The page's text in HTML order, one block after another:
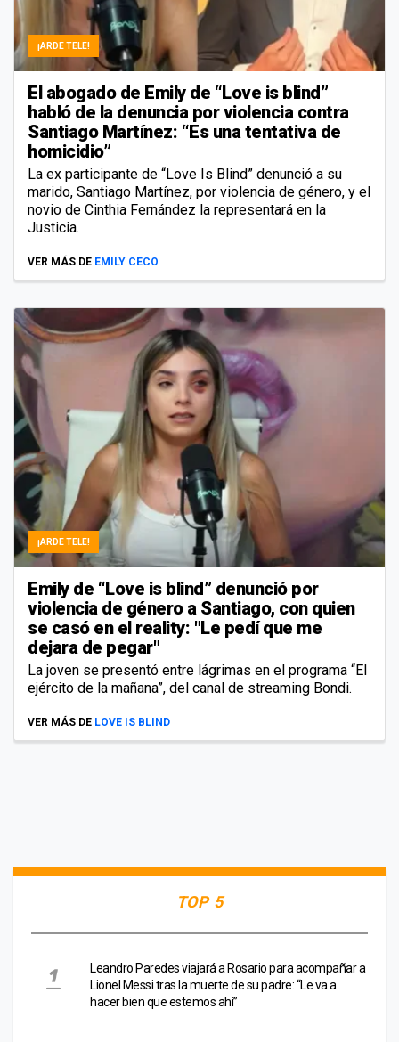
¡ARDE TELE!
El abogado de Emily de “Love is blind”
habló de la denuncia por violencia contra
Santiago Martínez: “Es una tentativa de
homicidio”
La ex participante de “Love Is Blind” denunció a su
marido, Santiago Martínez, por violencia de género, y el
novio de Cinthia Fernández la representará en la
Justicia.
VER MÁS DE EMILY CECO
¡ARDE TELE!
Emily de “Love is blind” denunció por
violencia de género a Santiago, con quien
se casó en el reality: "Le pedí que me
dejara de pegar"
La joven se presentó entre lágrimas en el programa “El
ejército de la mañana”, del canal de streaming Bondi.
VER MÁS DE LOVE IS BLIND
TOP 5
Leandro Paredes viajará a Rosario para acompañar a
Lionel Messi tras la muerte de su padre: “Le va a
hacer bien que estemos ahí”